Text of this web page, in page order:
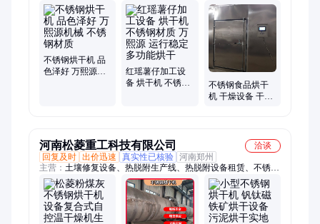
机、环保烘干机、蒸条烘干机、淀粉烘干机、烘干机玫瑰、地瓜
烘干机、烘干机热泵、烘干机北花、饲料烘干机、花茶烘干机、
海带烘干机、除湿一体机、红薯干燥机、枸杞烘干房、红薯烘干
房、循环干设备、金银花干燥、食品烘干箱、紫薯干燥机、空气
能烘干、热泵烘干房
不锈钢烘干机 品
色泽好 万熙源机
红瑶薯仔加工设
备 烘干机 不锈钢
不锈钢食品烘干
机 干燥设备 干净
河南松菱重工科技有限公司
洽谈
回复及时 出价迅速 真实性已核验 河南郑州
主营： 土壤修复设备、热脱附生产线、热脱附设备租赁、不锈钢
烘干机设备、油泥热解设备、电梯配重块设备、粒子钢热压块设
备、铁粉对辊热压机、煤矸石注浆充填设备、不锈钢回转窑、电
磁加热回转窑